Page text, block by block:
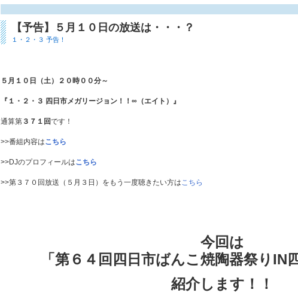
【予告】５月１０日の放送は・・・？
１・２・３ 予告！
５月１０日 （土）２０時００分～
『１・２・３ 四日市メガリージョン！！∞（エイト）』
通算第 ３７１回です！
>>番組内容はこちら
>>DJのプロフィールはこちら
>>第３７０回放送（５月３日）をもう一度聴きたい方はこちら
今回は
「第６４回四日市ばんこ焼陶器祭りIN
紹介します！！